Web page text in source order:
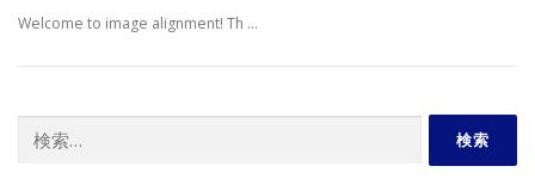
Welcome to image alignment! Th …
索: